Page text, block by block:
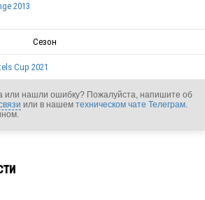
2013
Сезон
Cup 2021
или нашли ошибку? Пожалуйста, напишите об
или в нашем техническом чате Телеграм.